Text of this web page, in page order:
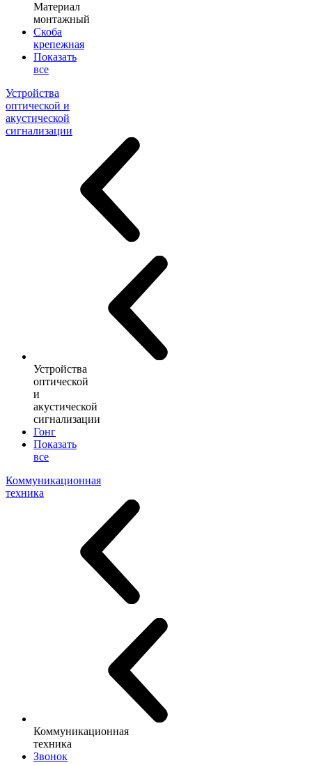
Материал
монтажный
Скоба
крепежная
Показать
все
Устройства
оптической и
акустической
сигнализации
Устройства
оптической
и
акустической
сигнализации
Гонг
Показать
все
Коммуникационная
техника
Коммуникационная
техника
Звонок